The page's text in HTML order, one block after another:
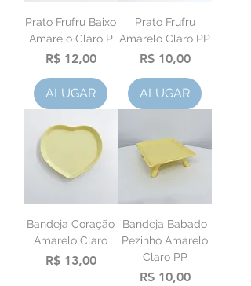
Prato Frufru Baixo
Amarelo Claro P
Preço
R$ 12,00
ALUGAR
Prato Frufru
Amarelo Claro PP
Preço
R$ 10,00
ALUGAR
Bandeja Coração
Amarelo Claro
Preço
R$ 13,00
Bandeja Babado
Pezinho Amarelo
Claro PP
Preço
R$ 10,00